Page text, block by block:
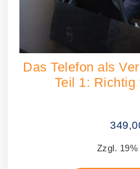
Das Telefon als
Teil 1: Richtig
Zzgl. 19%